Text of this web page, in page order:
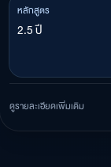
หลักสูตร
2.5 ปี
ดูรายละเอียดเพิ่มเติม